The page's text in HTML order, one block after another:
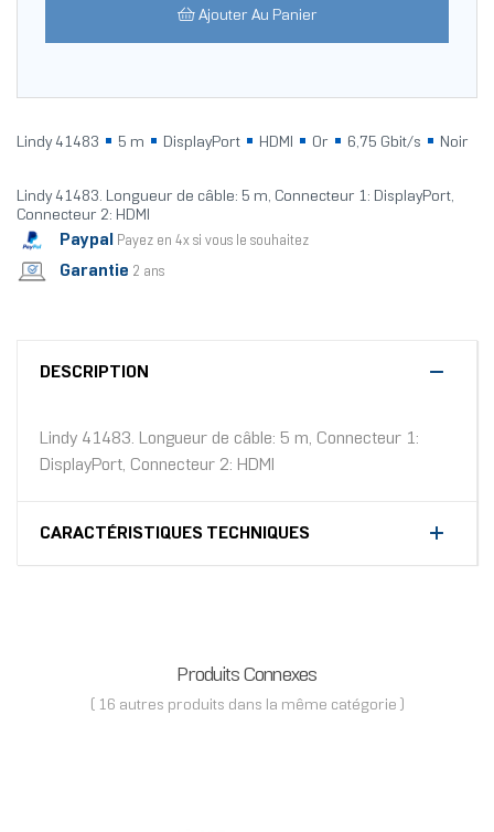
Ajouter Au Panier
Lindy 41483 5 m DisplayPort HDMI Or 6,75 Gbit/s Noir
Lindy 41483. Longueur de câble: 5 m, Connecteur 1: DisplayPort,
Connecteur 2: HDMI
Paypal Payez en 4x si vous le souhaitez
Garantie 2 ans
DESCRIPTION
Lindy 41483. Longueur de câble: 5 m, Connecteur 1:
DisplayPort, Connecteur 2: HDMI
CARACTÉRISTIQUES TECHNIQUES
Produits Connexes
( 16 autres produits dans la même catégorie )